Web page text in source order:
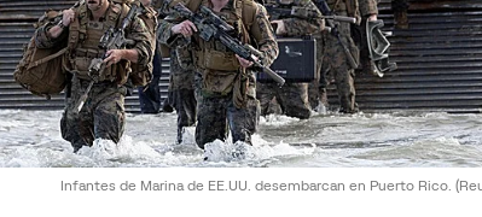
Infantes de Marina de EE.UU. desembarcan en Puerto Rico.